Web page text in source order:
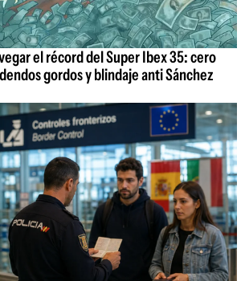
el récord del Super Ibex 35: cero
gordos y blindaje anti Sánchez